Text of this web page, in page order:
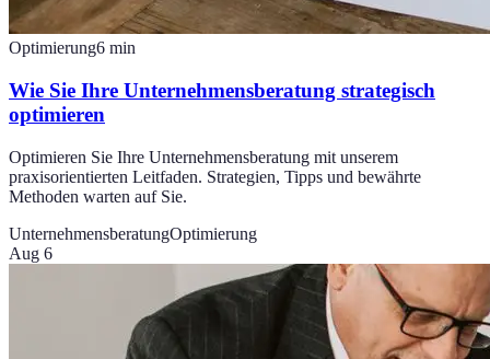
Optimierung6 min
Wie Sie Ihre Unternehmensberatung strategisch
optimieren
Optimieren Sie Ihre Unternehmensberatung mit unserem
praxisorientierten Leitfaden. Strategien, Tipps und bewährte
Methoden warten auf Sie.
UnternehmensberatungOptimierung
Aug 6